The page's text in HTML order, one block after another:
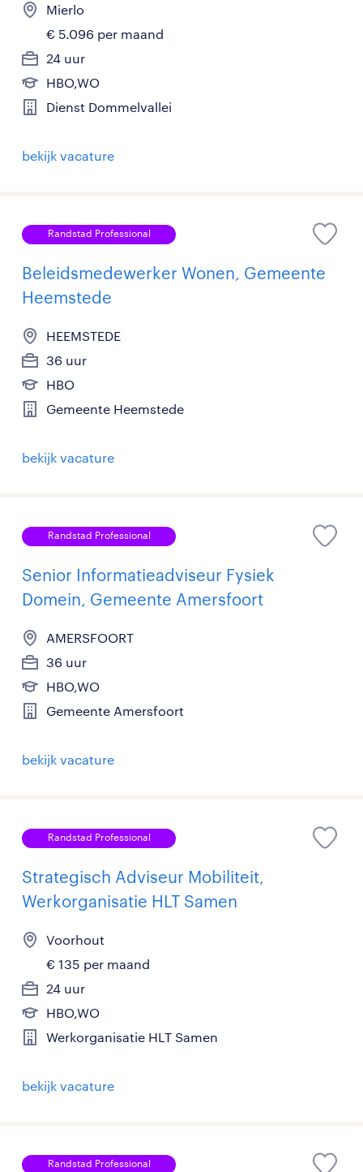
Mierlo
€ 5.096 per maand
24 uur
HBO,WO
Dienst Dommelvallei
bekijk vacature
Randstad Professional
Beleidsmedewerker Wonen, Gemeente
Heemstede
HEEMSTEDE
36 uur
HBO
Gemeente Heemstede
bekijk vacature
Randstad Professional
Senior Informatieadviseur Fysiek
Domein, Gemeente Amersfoort
AMERSFOORT
36 uur
HBO,WO
Gemeente Amersfoort
bekijk vacature
Randstad Professional
Strategisch Adviseur Mobiliteit,
Werkorganisatie HLT Samen
Voorhout
€ 135 per maand
24 uur
HBO,WO
Werkorganisatie HLT Samen
bekijk vacature
Randstad Professional